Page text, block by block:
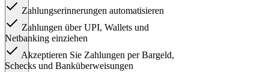
Zahlungserinnerungen automatisieren
Zahlungen über UPI, Wallets und
Netbanking einziehen
Akzeptieren Sie Zahlungen per Bargeld,
Schecks und Banküberweisungen